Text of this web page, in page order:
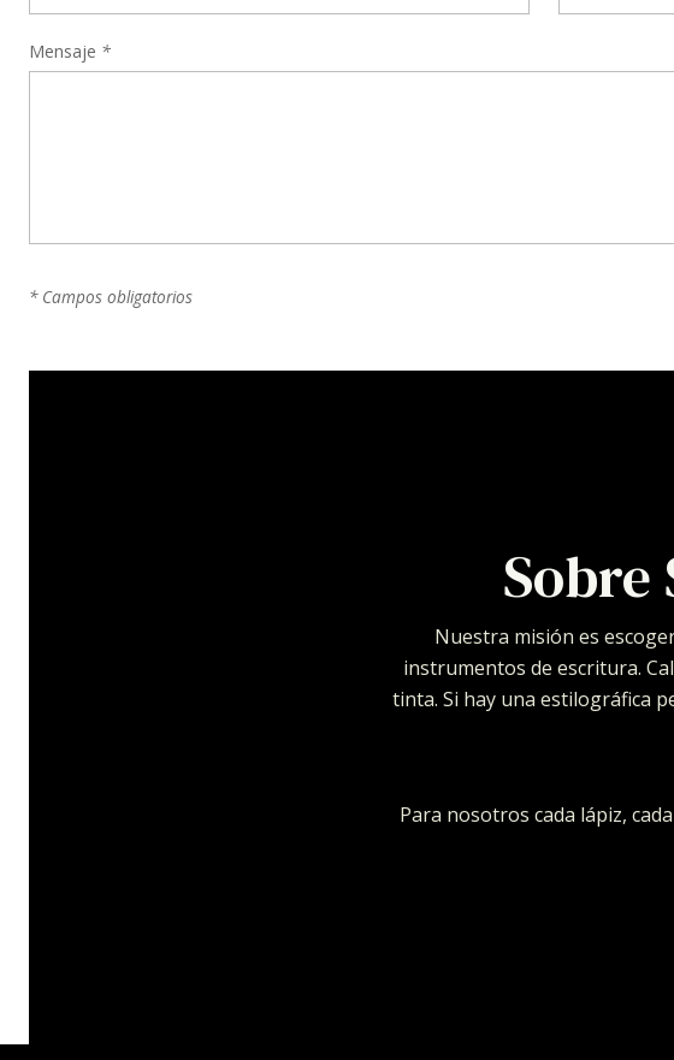
Mensaje *
* Campos obligatorios
Sobre
Nuestra misión es
instrumentos de escritura.
tinta. Si hay una estilográfica
Para nosotros cada lápiz,